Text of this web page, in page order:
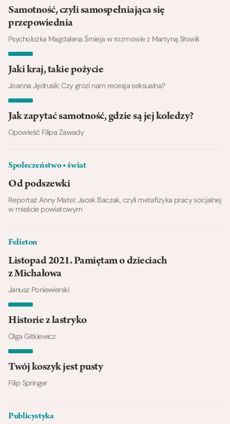
Samotność, czyli samospełniająca się
przepowiednia
Psycholożka Magdalena Śmieja w rozmowie z Martyną Słowik
Jaki kraj, takie pożycie
Joanna Jędrusik: Czy grozi nam recesja seksualna?
Jak zapytać samotność, gdzie są jej koledzy?
Opowieść Filipa Zawady
Społeczeństwo ◆ świat
Od podszewki
Reportaż Anny Matei: Jacek Baczak, czyli metafizyka pracy socjalnej
w mieście powiatowym
Felieton
Listopad 2021. Pamiętam o dzieciach
z Michałowa
Janusz Poniewierski
Historie z lastryko
Olga Gitkiewicz
Twój koszyk jest pusty
Filip Springer
Publicystyka